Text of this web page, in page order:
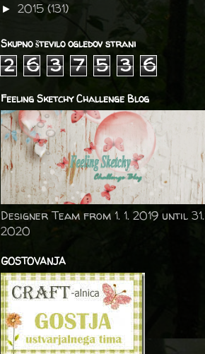
► 2015 (131)
Skupno število ogledov strani
2 6 3 7 5 3 6
Feeling Sketchy Challenge Blog
Designer Team from 1. 1. 2019 until
2020
GOSTOVANJA